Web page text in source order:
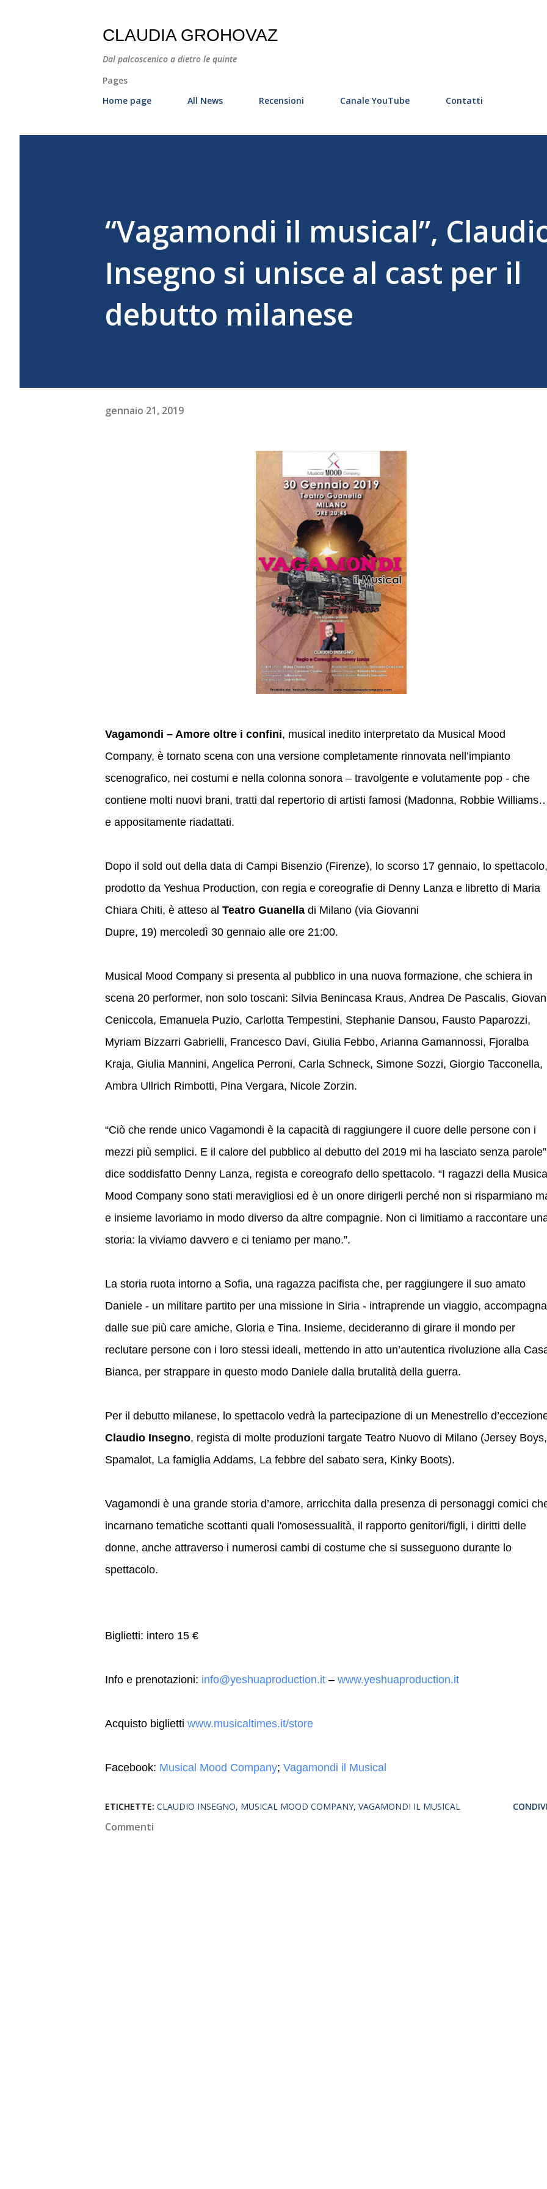
CLAUDIA GROHOVAZ
Dal palcoscenico a dietro le quinte
Pages
Home page
All News Recensioni Canale YouTube Contatti
“Vagamondi il musical”,
Insegno si unisce al cast per il
debutto milanese
gennaio 21, 2019
Vagamondi – Amore oltre i confini, musical inedito interpretato da Musical Mood
Company, è tornato scena con una versione completamente rinnovata nell’impianto
scenografico, nei costumi e nella colonna sonora – travolgente e volutamente pop - che
contiene molti nuovi brani, tratti dal repertorio di artisti famosi (Madonna, Robbie
e appositamente riadattati.
Dopo il sold out della data di Campi Bisenzio (Firenze), lo scorso 17 gennaio, lo spettacolo,
prodotto da Yeshua Production, con regia e coreografie di Denny Lanza e libretto di Maria
Chiara Chiti, è atteso al Teatro Guanella di Milano (via Giovanni
Dupre, 19) mercoledì 30 gennaio alle ore 21:00.
Musical Mood Company si presenta al pubblico in una nuova formazione, che schiera in
scena 20 performer, non solo toscani: Silvia Benincasa Kraus, Andrea De Pascalis,
Ceniccola, Emanuela Puzio, Carlotta Tempestini, Stephanie Dansou, Fausto Paparozzi,
Myriam Bizzarri Gabrielli, Francesco Davi, Giulia Febbo, Arianna Gamannossi, Fjoralba
Kraja, Giulia Mannini, Angelica Perroni, Carla Schneck, Simone Sozzi, Giorgio Tacconella,
Ambra Ullrich Rimbotti, Pina Vergara, Nicole Zorzin.
“Ciò che rende unico Vagamondi è la capacità di raggiungere il cuore delle persone con i
mezzi più semplici. E il calore del pubblico al debutto del 2019 mi ha lasciato senza
dice soddisfatto Denny Lanza, regista e coreografo dello spettacolo. “I ragazzi della
Mood Company sono stati meravigliosi ed è un onore dirigerli perché non si risparmiano
e insieme lavoriamo in modo diverso da altre compagnie. Non ci limitiamo a raccontare
storia: la viviamo davvero e ci teniamo per mano.”.
La storia ruota intorno a Sofia, una ragazza pacifista che, per raggiungere il suo amato
Daniele - un militare partito per una missione in Siria - intraprende un viaggio,
dalle sue più care amiche, Gloria e Tina. Insieme, decideranno di girare il mondo per
reclutare persone con i loro stessi ideali, mettendo in atto un’autentica rivoluzione alla
Bianca, per strappare in questo modo Daniele dalla brutalità della guerra.
Per il debutto milanese, lo spettacolo vedrà la partecipazione di un Menestrello
Claudio Insegno, regista di molte produzioni targate Teatro Nuovo di Milano (Jersey Boys,
Spamalot, La famiglia Addams, La febbre del sabato sera, Kinky Boots).
Vagamondi è una grande storia d’amore, arricchita dalla presenza di personaggi comici
incarnano tematiche scottanti quali l'omosessualità, il rapporto genitori/figli, i diritti delle
donne, anche attraverso i numerosi cambi di costume che si susseguono durante lo
spettacolo.
Biglietti: intero 15 €
Info e prenotazioni: info@yeshuaproduction.it – www.yeshuaproduction.it
Acquisto biglietti www.musicaltimes.it/store
Facebook: Musical Mood Company; Vagamondi il Musical
ETICHETTE: CLAUDIO INSEGNO MUSICAL MOOD COMPANY VAGAMONDI IL MUSICAL
Commenti